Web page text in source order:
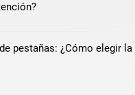
pestañas: ¿Cómo elegir la